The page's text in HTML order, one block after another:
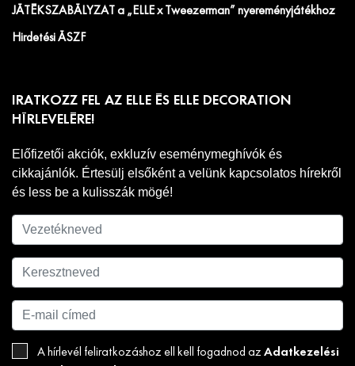
JÁTÉKSZABÁLYZAT a „ELLE x Tweezerman” nyereményjátékhoz
Hirdetési ÁSZF
IRATKOZZ FEL AZ ELLE ÉS ELLE DECORATION
HÍRLEVELÉRE!
Előfizetői akciók, exkluzív eseménymeghívók és
cikkajánlók. Értesülj elsőként a velünk kapcsolatos hírekről
és less be a kulisszák mögé!
A hírlevél feliratkozáshoz ell kell fogadnod az Adatkezelési